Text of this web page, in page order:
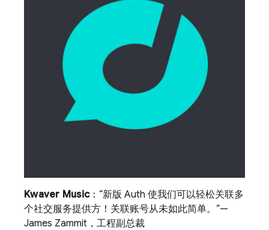
Kwaver Music：“新版 Auth 使我们可以轻松关联多
个社交服务提供方！关联账号从未如此简单。”—
James Zammit，工程副总裁